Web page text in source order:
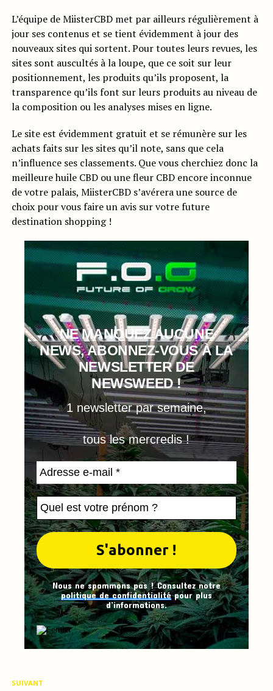
L’équipe de MiisterCBD met par ailleurs régulièrement à
jour ses contenus et se tient évidemment à jour des
nouveaux sites qui sortent. Pour toutes leurs revues, les
sites sont auscultés à la loupe, que ce soit sur leur
positionnement, les produits qu’ils proposent, la
transparence qu’ils font sur leurs produits au niveau de
la composition ou les analyses mises en ligne.
Le site est évidemment gratuit et se rémunère sur les
achats faits sur les sites qu’il note, sans que cela
n’influence ses classements. Que vous cherchiez donc la
meilleure huile CBD ou une fleur CBD encore inconnue
de votre palais, MiisterCBD s’avérera une source de
choix pour vous faire un avis sur votre future
destination shopping !
NE MANQUEZ AUCUNE
NEWS, ABONNEZ-VOUS À LA
NEWSLETTER DE
NEWSWEED !
1 newsletter par semaine,
tous les mercredis !
Nous ne spammons pas ! Consultez notre
politique de confidentialitépour plus
d’informations.
SUIVANT